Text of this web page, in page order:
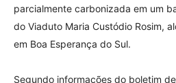
parcialmente carbonizada em um
do Viaduto Maria Custódio Rosim,
em Boa Esperança do Sul.
Segundo informações do boletim